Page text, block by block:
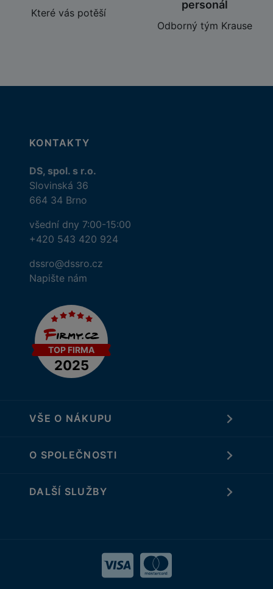
Které vás potěší
personál
Odborný tým Krause
KONTAKTY
DS, spol. s r.o.
Slovinská 36
664 34 Brno
všední dny 7:00-15:00
+420 543 420 924
dssro@dssro.cz
Napište nám
VŠE O NÁKUPU
O SPOLEČNOSTI
DALŠÍ SLUŽBY